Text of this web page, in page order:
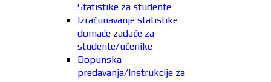
Statistike za studente
Izračunavanje statistike
domaće zadaće za
studente/učenike
Dopunska
predavanja/Instrukcije za